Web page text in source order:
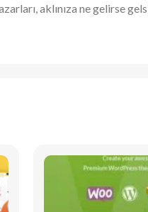
aklınıza ne gelirse